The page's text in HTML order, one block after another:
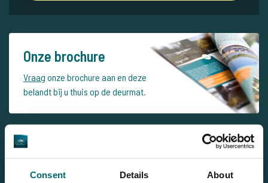
Consent Details About
Onze brochure
Vraag onze brochure aan en deze
belandt bij u thuis op de deurmat.